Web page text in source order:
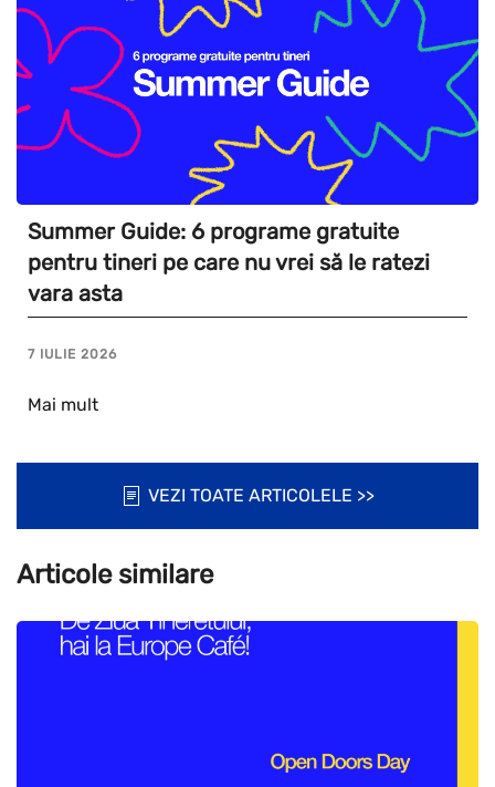
Summer Guide: 6 programe gratuite
pentru tineri pe care nu vrei să le ratezi
vara asta
7 IULIE 2026
Mai mult
VEZI TOATE ARTICOLELE >>
Articole similare